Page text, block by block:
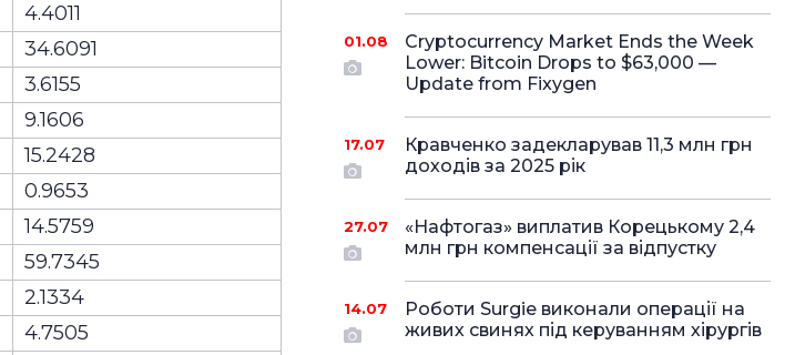
4.4011
34.6091
3.6155
9.1606
15.2428
0.9653
14.5759
59.7345
2.1334
4.7505
01.08
Cryptocurrency Market Ends the Week
Lower: Bitcoin Drops to $63,000 —
Update from Fixygen
17.07
Кравченко задекларував 11,3 млн грн
доходів за 2025 рік
27.07
«Нафтогаз» виплатив Корецькому 2,4
млн грн компенсації за відпустку
14.07
Роботи Surgie виконали операції на
живих свинях під керуванням хірургів